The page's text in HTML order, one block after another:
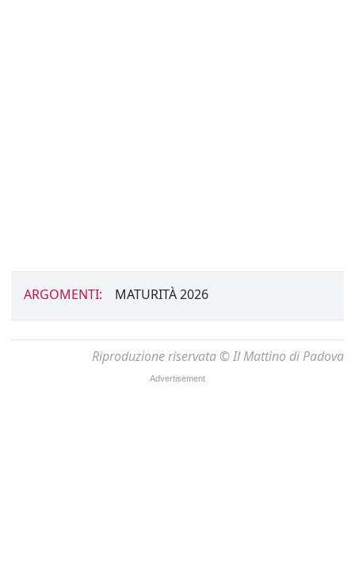
ARGOMENTI: MATURITÀ 2026
Riproduzione riservata © Il Mattino di Padova